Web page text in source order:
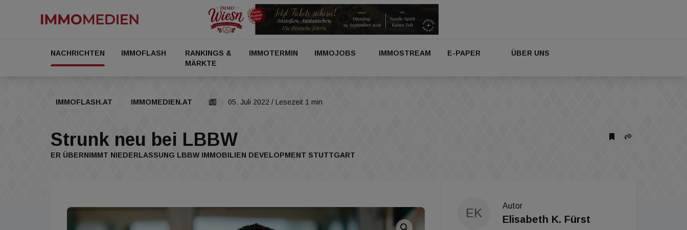
NACHRICHTEN IMMOFLASH
RANKINGS &
MÄRKTE
IMMOTERMIN IMMOJOBS IMMOSTREAM E-PAPER ÜBER UNS
IMMOFLASH.AT IMMOMEDIEN.AT 05. Juli 2022 / Lesezeit 1 min
Strunk neu bei LBBW
ER ÜBERNIMMT NIEDERLASSUNG LBBW IMMOBILIEN DEVELOPMENT STUTTGART
EK
Autor
Elisabeth K. Fürst